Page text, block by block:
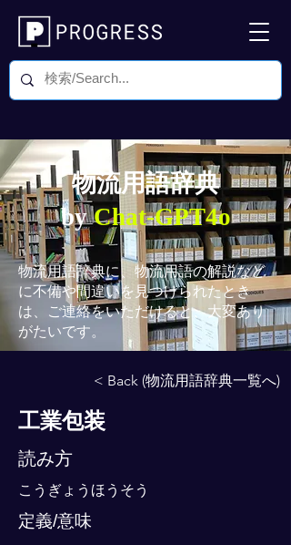
物流用語辞典
byChat-GPT4o
物流用語辞典に、物流用語の解説など
に不備や間違いを見つけられたとき
は、ご連絡をいただけると、大変あり
がたいです。
< Back (物流用語辞典一覧へ)
工業包装
読み方
こうぎょうほうそう
定義/意味